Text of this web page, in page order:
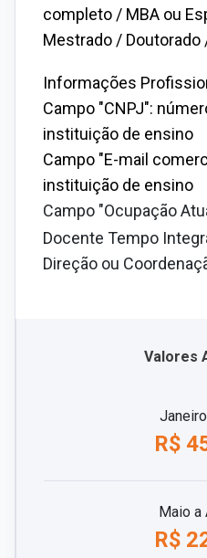
completo / MBA ou
Mestrado / Doutorado
Informações
Campo "CNPJ":
instituição de ensino
Campo "E-mail
instituição de ensino
Campo "Ocupação
Docente Tempo
Direção ou
Valores
R$
Maio a
R$